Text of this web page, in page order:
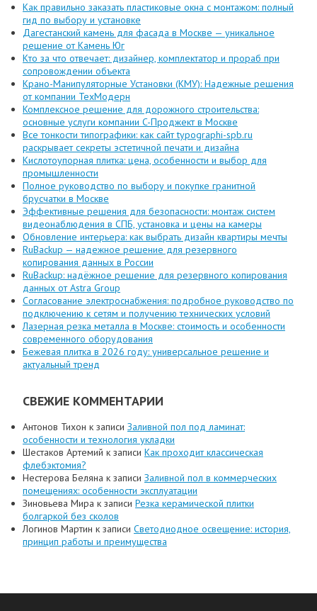
Как правильно заказать пластиковые окна с монтажом: полный
гид по выбору и установке
Дагестанский камень для фасада в Москве — уникальное
решение от Камень Юг
Кто за что отвечает: дизайнер, комплектатор и прораб при
сопровождении объекта
Крано-Манипуляторные Установки (КМУ): Надежные решения
от компании ТехМодерн
Комплексное решение для дорожного строительства:
основные услуги компании C-Проджект в Москве
Все тонкости типографики: как сайт typographi-spb.ru
раскрывает секреты эстетичной печати и дизайна
Кислотоупорная плитка: цена, особенности и выбор для
промышленности
Полное руководство по выбору и покупке гранитной
брусчатки в Москве
Эффективные решения для безопасности: монтаж систем
видеонаблюдения в СПБ, установка и цены на камеры
Обновление интерьера: как выбрать дизайн квартиры мечты
RuBackup — надежное решение для резервного
копирования данных в России
RuBackup: надёжное решение для резервного копирования
данных от Astra Group
Согласование электроснабжения: подробное руководство по
подключению к сетям и получению технических условий
Лазерная резка металла в Москве: стоимость и особенности
современного оборудования
Бежевая плитка в 2026 году: универсальное решение и
актуальный тренд
СВЕЖИЕ КОММЕНТАРИИ
Антонов Тихон к записи Заливной пол под ламинат:
особенности и технология укладки
Шестаков Артемий к записи Как проходит классическая
флебэктомия?
Нестерова Беляна к записи Заливной пол в коммерческих
помещениях: особенности эксплуатации
Зиновьева Мира к записи Резка керамической плитки
болгаркой без сколов
Логинов Мартин к записи Светодиодное освещение: история,
принцип работы и преимущества